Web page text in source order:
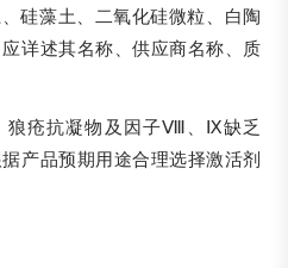
硅藻土、二氧化硅微粒、白陶
详述其名称、供应商名称、质
狼疮抗凝物及因子Ⅷ、Ⅸ缺乏
产品预期用途合理选择激活剂